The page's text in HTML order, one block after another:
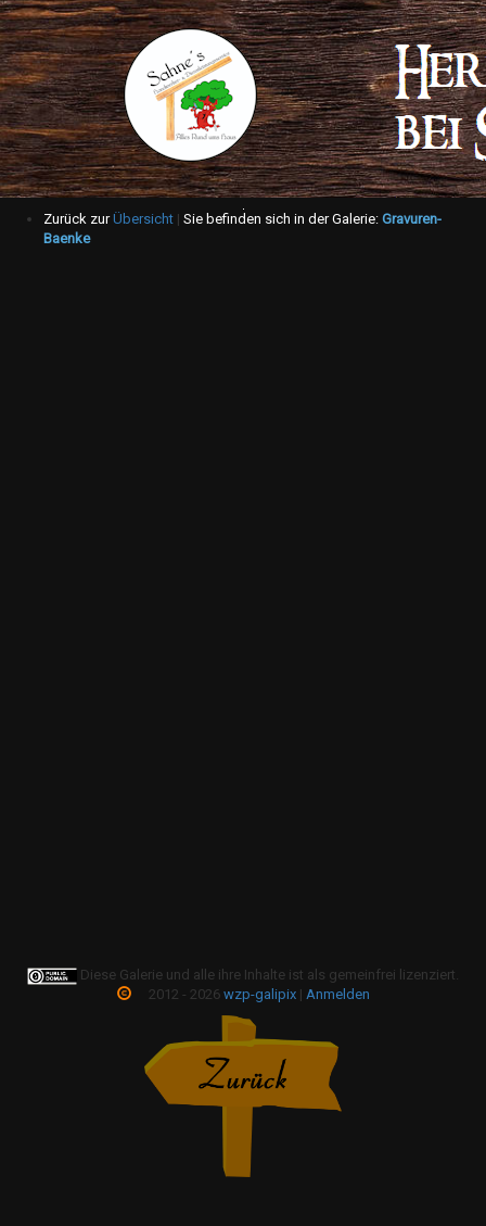
Zurück zurÜbersicht | Sie befinden sich in der Galerie: Gravuren-
Baenke
Diese Galerie und alle ihre Inhalte ist als gemeinfrei lizenziert.
2012 - 2026 wzp-galipix| Anmelden